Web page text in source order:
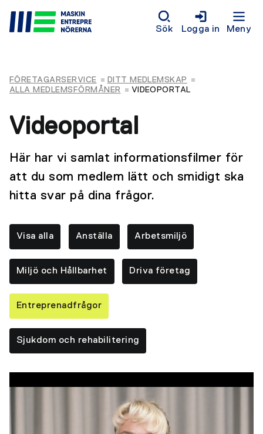
Sök Logga in Meny
FÖRETAGARSERVICE
DITT MEDLEMSKAP
ALLA MEDLEMSFÖRMÅNER
VIDEOPORTAL
Videoportal
Här har vi samlat informationsfilmer för
att du som medlem lätt och smidigt ska
hitta svar på dina frågor.
Visa alla Anställa Arbetsmiljö
Miljö och Hållbarhet Driva företag
Entreprenadfrågor
Sjukdom och rehabilitering